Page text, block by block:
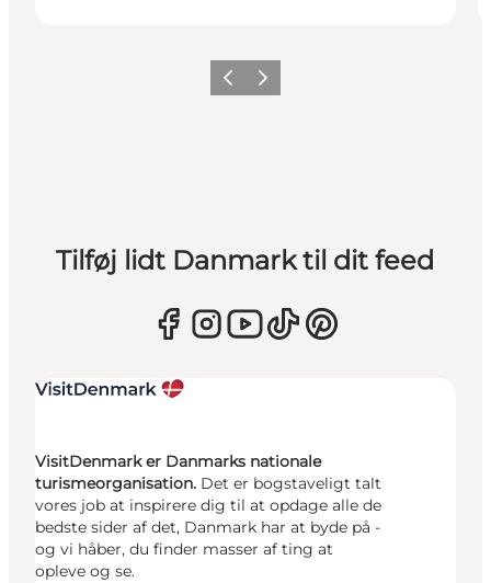
ForrigeNæste
Tilføj lidt Danmark til dit feed
VisitDenmark er Danmarks nationale
turismeorganisation. Det er bogstaveligt talt
vores job at inspirere dig til at opdage alle de
bedste sider af det, Danmark har at byde på -
og vi håber, du finder masser af ting at
opleve og se.